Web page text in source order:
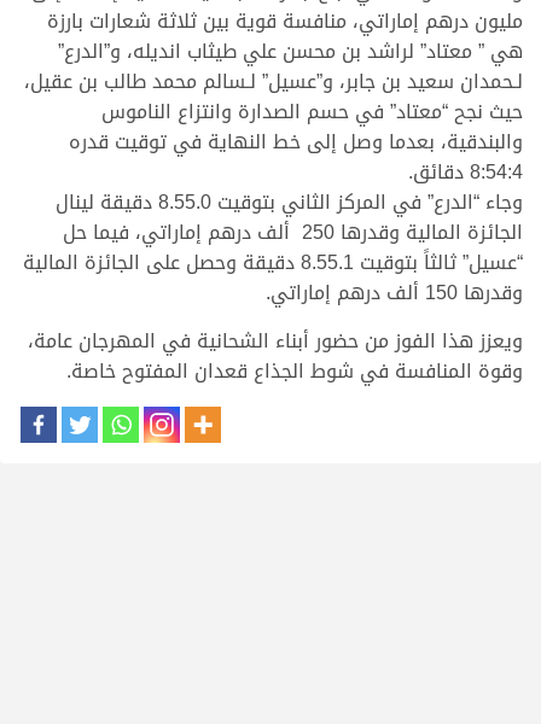
مليون درهم إماراتي، منافسة قوية بين ثلاثة شعارات بارزة
هي ” معتاد” لراشد بن محسن علي طيثاب انديله، و”الدرع”
لـحمدان سعيد بن جابر، و”عسيل” لـسالم محمد طالب بن عقيل،
حيث نجح “معتاد” في حسم الصدارة وانتزاع الناموس
والبندقية، بعدما وصل إلى خط النهاية في توقيت قدره
8:54:4 دقائق.
وجاء “الدرع” في المركز الثاني بتوقيت 8.55.0 دقيقة لينال
الجائزة المالية وقدرها 250 ألف درهم إماراتي، فيما حل
“عسيل” ثالثاً بتوقيت 8.55.1 دقيقة وحصل على الجائزة المالية
وقدرها 150 ألف درهم إماراتي.
ويعزز هذا الفوز من حضور أبناء الشحانية في المهرجان عامة،
وقوة المنافسة في شوط الجذاع قعدان المفتوح خاصة.